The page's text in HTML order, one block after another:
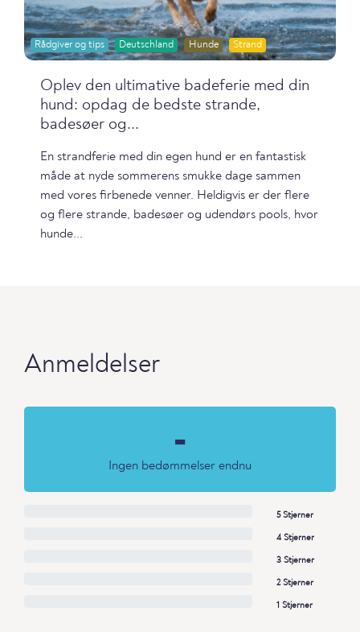
Rådgiver og tips Deutschland Hunde Strand
Oplev den ultimative badeferie med din
hund: opdag de bedste strande,
badesøer og...
En strandferie med din egen hund er en fantastisk
måde at nyde sommerens smukke dage sammen
med vores firbenede venner. Heldigvis er der flere
og flere strande, badesøer og udendørs pools, hvor
hunde...
Anmeldelser
-
Ingen bedømmelser endnu
5 Stjerner
4 Stjerner
3 Stjerner
2 Stjerner
1 Stjerner